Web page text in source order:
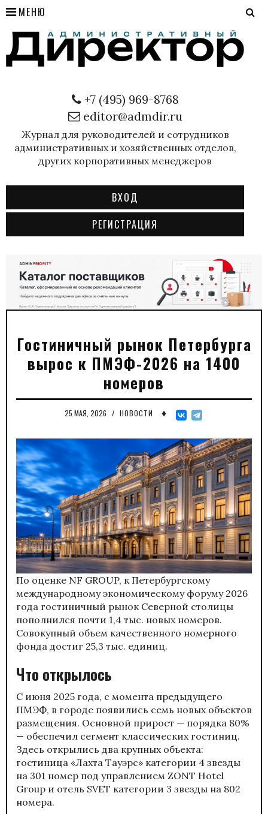
МЕНЮ
+7 (495) 969-8768
editor@admdir.ru
Журнал для руководителей и сотрудников
административных и хозяйственных отделов,
других корпоративных менеджеров
ВХОД
РЕГИСТРАЦИЯ
Гостиничный рынок Петербурга
вырос к ПМЭФ-2026 на 1400
номеров
25 МАЯ, 2026 / НОВОСТИ ♦
По оценке NF GROUP, к Петербургскому
международному экономическому форуму 2026
года гостиничный рынок Северной столицы
пополнился почти 1,4 тыс. новых номеров.
Совокупный объем качественного номерного
фонда достиг 25,3 тыс. единиц.
Что открылось
С июня 2025 года, с момента предыдущего
ПМЭФ, в городе появились семь новых объектов
размещения. Основной прирост — порядка 80%
— обеспечил сегмент классических гостиниц.
Здесь открылись два крупных объекта:
гостиница «Лахта Тауэрс» категории 4 звезды
на 301 номер под управлением ZONT Hotel
Group и отель SVET категории 3 звезды на 802
номера.